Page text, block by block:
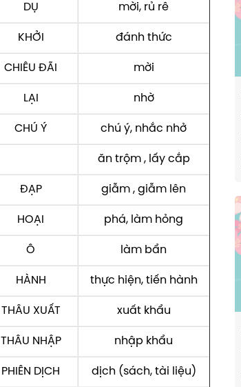
DỤ mời, rủ rê
KHỞI đánh thức
CHIÊU ĐÃI mời
LẠI nhờ
CHÚ Ý chú ý, nhắc nhở
ăn trộm , lấy cắp
ĐẠP giẫm , giẫm lên
HOẠI phá, làm hỏng
Ô làm bẩn
HÀNH thực hiện, tiến hành
THÂU XUẤT xuất khẩu
THÂU NHẬP nhập khẩu
PHIÊN DỊCH dịch (sách, tài liệu)